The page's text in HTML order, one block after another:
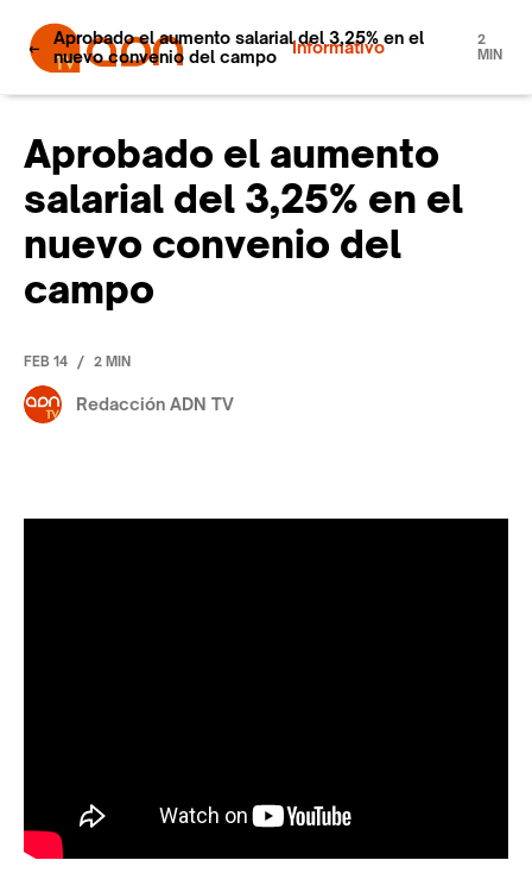
Informativo
Aprobado el aumento salarial del 3,25% en el
nuevo convenio del campo
2
MIN
Aprobado el aumento
salarial del 3,25% en el
nuevo convenio del
campo
FEB 14 / 2 MIN
Redacción ADN TV